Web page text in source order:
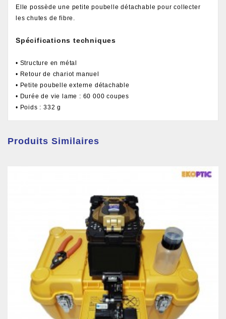
Elle possède une petite poubelle détachable pour collecter
les chutes de fibre.
Spécifications techniques
• Structure en métal
• Retour de chariot manuel
• Petite poubelle externe détachable
• Durée de vie lame : 60 000 coupes
• Poids : 332 g
Produits Similaires